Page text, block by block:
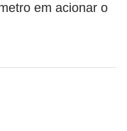
em acionar o